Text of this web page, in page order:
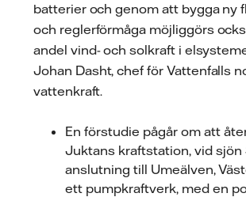
batterier och genom att bygga ny
och reglerförmåga möjliggörs
andel vind- och solkraft i
Johan Dasht, chef för Vattenfalls
vattenkraft.
En förstudie pågår om att
Juktans kraftstation, vid sjön
anslutning till Umeälven,
ett pumpkraftverk, med en